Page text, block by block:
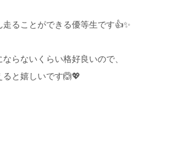
ることができる優等生です👍✨
らないくらい格好良いので、
と嬉しいです🙆💖